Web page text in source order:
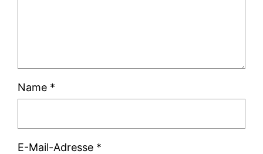
Name *
E-Mail-Adresse *